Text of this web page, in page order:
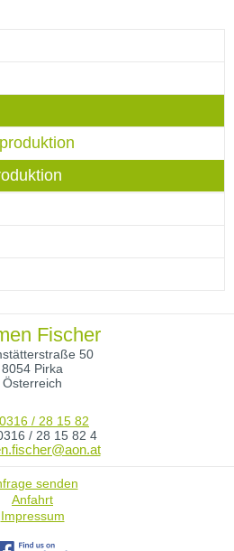
Fischer
50
8054 Pirka
Österreich
0316 / 28 15 82
/ 28 15 82 4
senden
Anfahrt
Impressum